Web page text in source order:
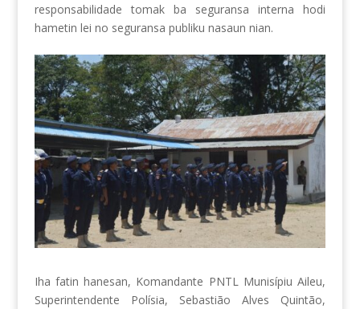
responsabilidade tomak ba seguransa interna hodi
hametin lei no seguransa publiku nasaun nian.
Iha fatin hanesan, Komandante PNTL Munisípiu Aileu,
Superintendente Polísia, Sebastião Alves Quintão,